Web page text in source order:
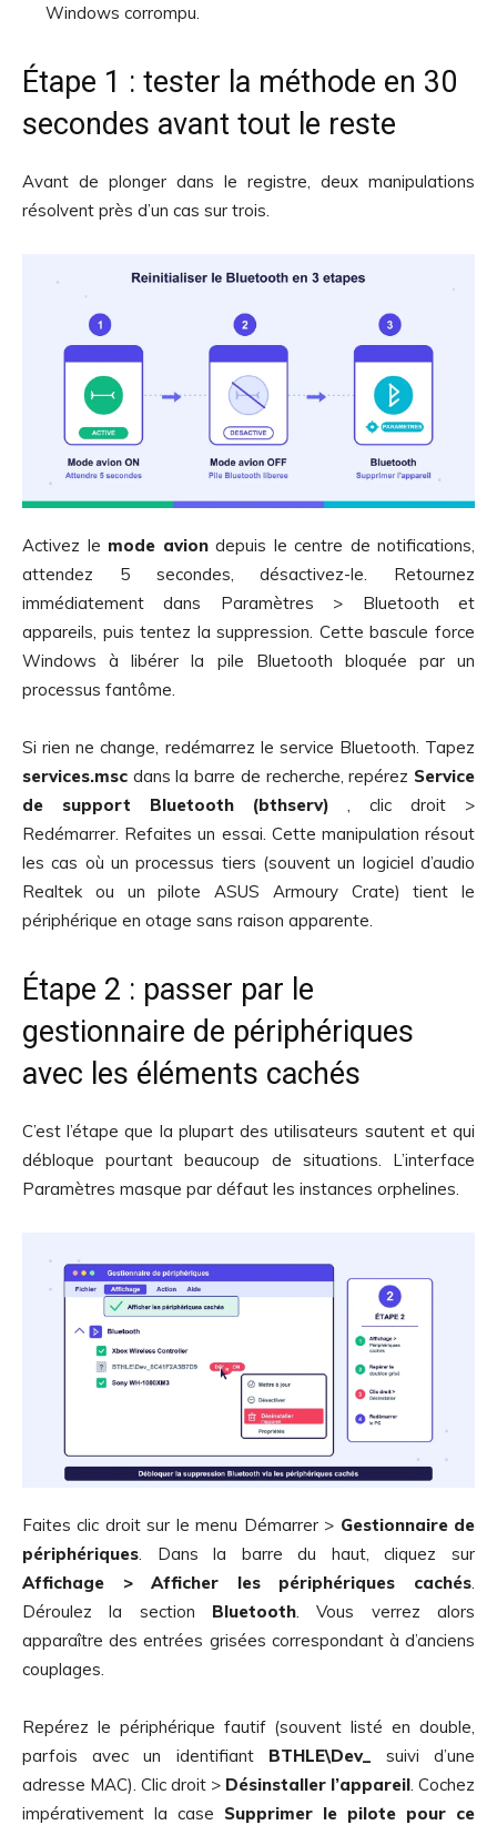
Windows corrompu.
Étape 1 : tester la méthode en 30
secondes avant tout le reste
Avant de plonger dans le registre, deux manipulations
résolvent près d’un cas sur trois.
Activez le mode aviondepuis le centre de notifications,
attendez 5 secondes, désactivez-le. Retournez
immédiatement dans Paramètres > Bluetooth et
appareils, puis tentez la suppression. Cette bascule force
Windows à libérer la pile Bluetooth bloquée par un
processus fantôme.
Si rien ne change, redémarrez le service Bluetooth. Tapez
services.msc dans la barre de recherche, repérez Service
de support Bluetooth (bthserv) , clic droit >
Redémarrer. Refaites un essai. Cette manipulation résout
les cas où un processus tiers (souvent un logiciel d’audio
Realtek ou un pilote ASUS Armoury Crate) tient le
périphérique en otage sans raison apparente.
Étape 2 : passer par le
gestionnaire de périphériques
avec les éléments cachés
C’est l’étape que la plupart des utilisateurs sautent et qui
débloque pourtant beaucoup de situations. L’interface
Paramètres masque par défaut les instances orphelines.
Faites clic droit sur le menu Démarrer > Gestionnaire de
périphériques . Dans la barre du haut, cliquez sur
Affichage > Afficher les périphériques cachés
Déroulez la section Bluetooth . Vous verrez alors
apparaître des entrées grisées correspondant à d’anciens
couplages.
Repérez le périphérique fautif (souvent listé en double,
parfois avec un identifiant BTHLE\Dev_
suivi d’une
adresse MAC). Clic droit > Désinstaller l’appareil . Cochez
impérativement la case Supprimer le pilote pour ce